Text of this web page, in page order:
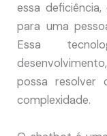
essa
para uma
Essa
possa resolver
complexidade.